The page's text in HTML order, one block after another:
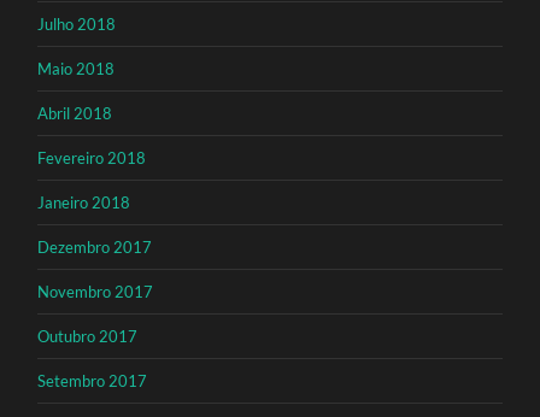
Julho 2018
Maio 2018
Abril 2018
Fevereiro 2018
Janeiro 2018
Dezembro 2017
Novembro 2017
Outubro 2017
Setembro 2017